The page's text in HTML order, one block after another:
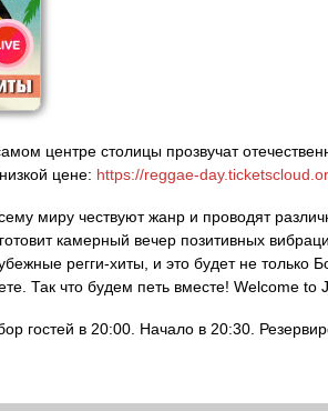
центре столицы прозвучат
цене: https://reggae-
миру чествуют жанр и проводят
камерный вечер позитивных
регги-хиты, и это будет не только
Так что будем петь вместе! Welcome to
гостей в 20:00. Начало в 20:30.